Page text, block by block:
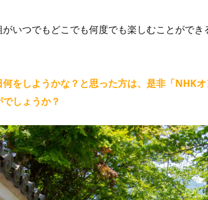
いつでもどこでも何度でも楽しむことがで
をしようかな？と思った方は、是非「NHK
しょうか？